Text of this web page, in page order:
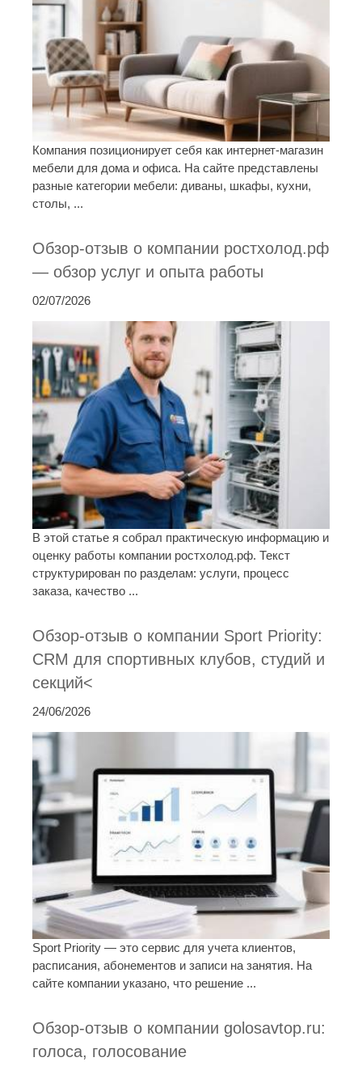
Компания позиционирует себя как интернет-магазин
мебели для дома и офиса. На сайте представлены
разные категории мебели: диваны, шкафы, кухни,
столы, ...
Обзор-отзыв о компании ростхолод.рф
— обзор услуг и опыта работы
02/07/2026
В этой статье я собрал практическую информацию и
оценку работы компании ростхолод.рф. Текст
структурирован по разделам: услуги, процесс
заказа, качество ...
Обзор-отзыв о компании Sport Priority:
CRM для спортивных клубов, студий и
секций<
24/06/2026
Sport Priority — это сервис для учета клиентов,
расписания, абонементов и записи на занятия. На
сайте компании указано, что решение ...
Обзор-отзыв о компании golosavtop.ru:
голоса, голосование